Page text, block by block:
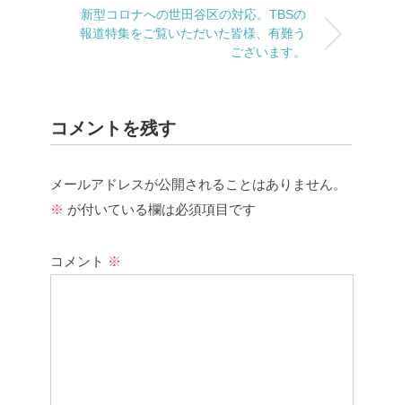
新型コロナへの世田谷区の対応。TBSの
報道特集をご覧いただいた皆様、有難う
ございます。
コメントを残す
メールアドレスが公開されることはありません。
※ が付いている欄は必須項目です
コメント ※